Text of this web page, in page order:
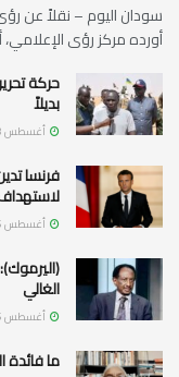
سودان اليوم – نقلاً عن
أورده مركز رؤى
حركة
بديلاً
أغسطس 8, 2026
فرنسا
أغسطس 5, 2026
الغالي
أغسطس 5, 2026
ما فائدة